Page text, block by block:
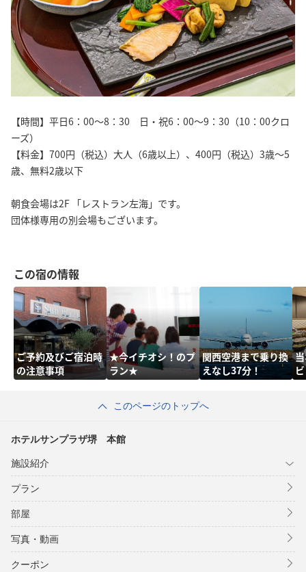
【時間】平日6：00～8：30 日・祝6：00～9：30（10：00クロ
ーズ）
【料金】700円（税込）大人（6歳以上）、400円（税込）3歳～5
歳、無料2歳以下
朝食会場は2F 「レストラン左海」です。
団体様専用の別会場もございます。
この宿の情報
ご予約及びご宿泊時
の注意事項
★今イチオシ！のプ
ラン★
関西空港まで乗り換
えなし37分！
このページのトップへ
ホテルサンプラザ堺 本館
施設紹介
プラン
部屋
写真・動画
クーポン